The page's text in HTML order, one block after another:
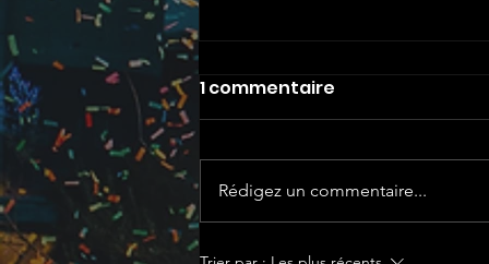
1 commentaire
Rédigez un commentaire...